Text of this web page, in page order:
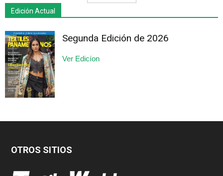
Edición Actual
Segunda Edición de 2026
Ver Edicíon
OTROS SITIOS